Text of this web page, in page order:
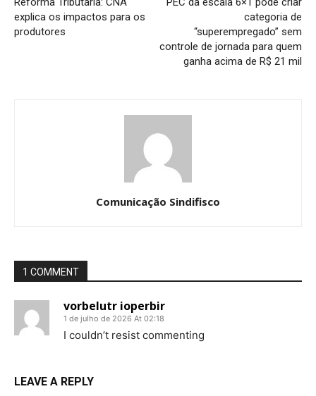
explica os impactos para os
produtores
categoria de
“superempregado” sem
controle de jornada para quem
ganha acima de R$ 21 mil
Comunicação Sindifisco
1 COMMENT
vorbelutr ioperbir
1 de julho de 2026 At 02:18
I couldn’t resist commenting
LEAVE A REPLY